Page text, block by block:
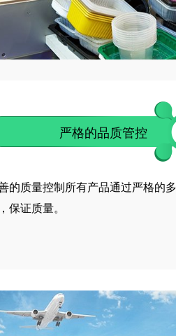
严格的品质管控
的质量控制所有产品通过严格的
保证质量。